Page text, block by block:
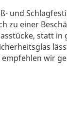
und
zu einer
statt
wir